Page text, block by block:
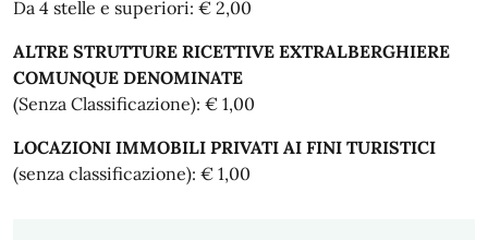
Da 4 stelle e superiori: € 2,00
ALTRE STRUTTURE RICETTIVE EXTRALBERGHIERE
COMUNQUE DENOMINATE
(Senza Classificazione): € 1,00
LOCAZIONI IMMOBILI PRIVATI AI FINI TURISTICI
(senza classificazione): € 1,00